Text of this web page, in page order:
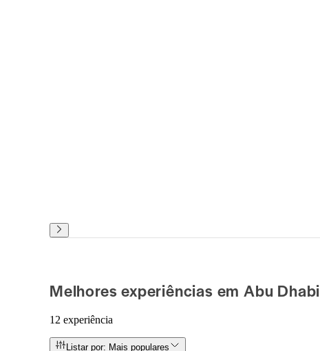
Melhores experiências em Abu Dhabi
12 experiência
Listar por: Mais populares